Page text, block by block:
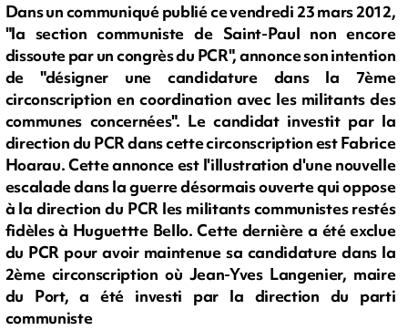
Dans un communiqué publié ce vendredi 23 mars 2012,
"la section communiste de Saint-Paul non encore
dissoute par un congrès du PCR", annonce son intention
de "désigner une candidature dans la 7ème
circonscription en coordination avec les militants des
communes concernées". Le candidat investit par la
direction du PCR dans cette circonscription est Fabrice
Hoarau. Cette annonce est l'illustration d'une nouvelle
escalade dans la guerre désormais ouverte qui oppose
à la direction du PCR les militants communistes restés
fidèles à Huguettte Bello. Cette dernière a été exclue
du PCR pour avoir maintenue sa candidature dans la
2ème circonscription où Jean-Yves Langenier, maire
du Port, a été investi par la direction du parti
communiste